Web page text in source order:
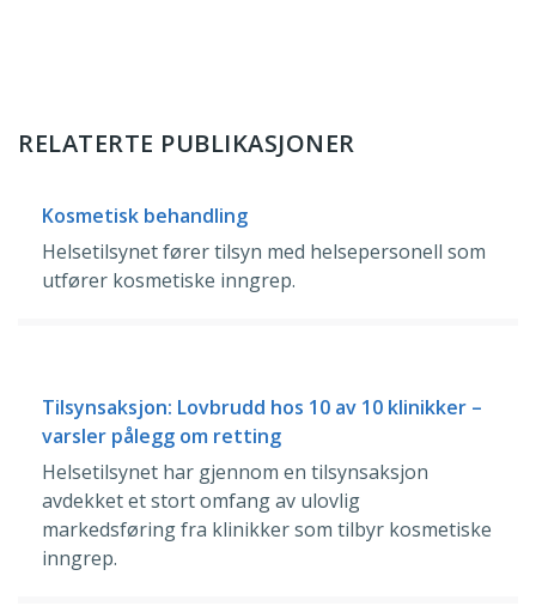
RELATERTE PUBLIKASJONER
Kosmetisk behandling
Helsetilsynet fører tilsyn med helsepersonell som
utfører kosmetiske inngrep.
Tilsynsaksjon: Lovbrudd hos 10 av 10 klinikker –
varsler pålegg om retting
Helsetilsynet har gjennom en tilsynsaksjon
avdekket et stort omfang av ulovlig
markedsføring fra klinikker som tilbyr kosmetiske
inngrep.